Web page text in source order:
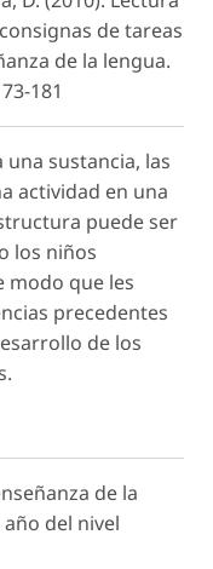
de tareas
de la lengua.
181
sustancia, las
actividad en una
puede ser
los niños
modo que les
precedentes
de los
de la
del nivel